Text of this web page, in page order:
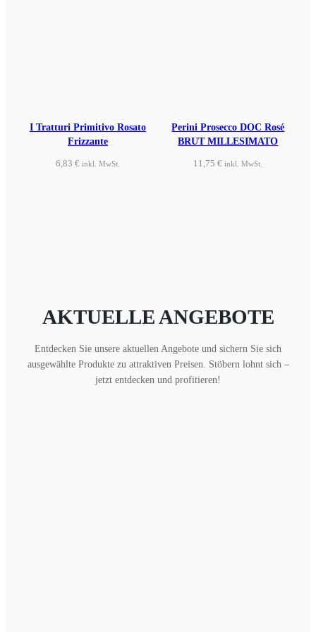
I Tratturi Primitivo Rosato
Frizzante
6,83€ inkl. MwSt.
Perini Prosecco DOC Rosé
BRUT MILLESIMATO
11,75€ inkl. MwSt.
AKTUELLE ANGEBOTE
Entdecken Sie unsere aktuellen Angebote und sichern Sie sich
ausgewählte Produkte zu attraktiven Preisen. Stöbern lohnt sich –
jetzt entdecken und profitieren!